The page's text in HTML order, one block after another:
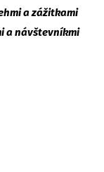
a zážitkami
a návštevníkmi